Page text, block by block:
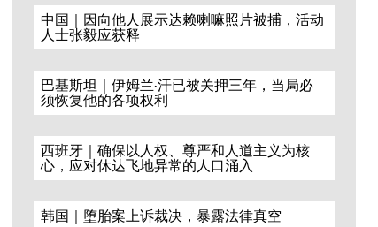
中国｜因向他人展示达赖喇嘛照片被捕，活动
人士张毅应获释
巴基斯坦｜伊姆兰·汗已被关押三年，当局必
须恢复他的各项权利
西班牙｜确保以人权、尊严和人道主义为核
心，应对休达飞地异常的人口涌入
韩国｜堕胎案上诉裁决，暴露法律真空